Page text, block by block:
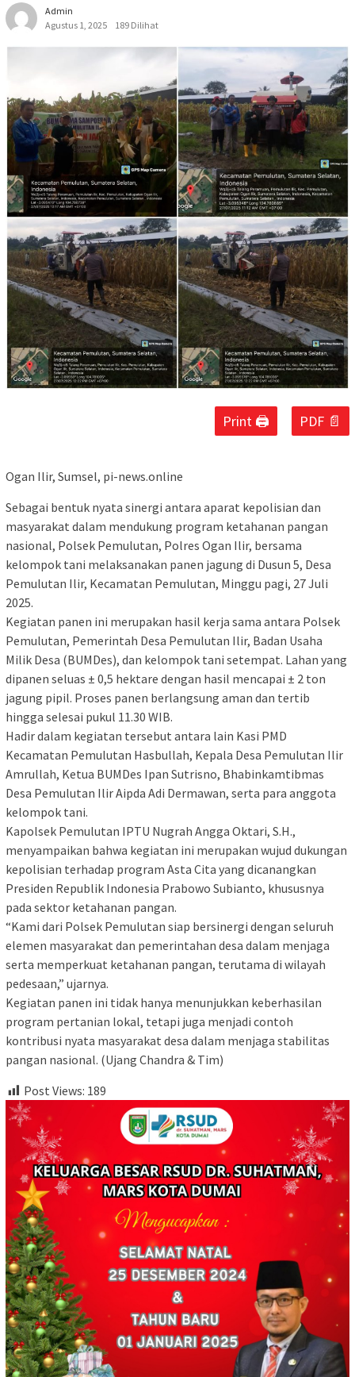
Admin
Agustus 1, 2025
189 Dilihat
Print 🖨 PDF 📄
Ogan Ilir, Sumsel, pi-news.online
Sebagai bentuk nyata sinergi antara aparat kepolisian dan
masyarakat dalam mendukung program ketahanan pangan
nasional, Polsek Pemulutan, Polres Ogan Ilir, bersama
kelompok tani melaksanakan panen jagung di Dusun 5, Desa
Pemulutan Ilir, Kecamatan Pemulutan, Minggu pagi, 27 Juli
2025.
Kegiatan panen ini merupakan hasil kerja sama antara Polsek
Pemulutan, Pemerintah Desa Pemulutan Ilir, Badan Usaha
Milik Desa (BUMDes), dan kelompok tani setempat. Lahan yang
dipanen seluas ± 0,5 hektare dengan hasil mencapai ± 2 ton
jagung pipil. Proses panen berlangsung aman dan tertib
hingga selesai pukul 11.30 WIB.
Hadir dalam kegiatan tersebut antara lain Kasi PMD
Kecamatan Pemulutan Hasbullah, Kepala Desa Pemulutan Ilir
Amrullah, Ketua BUMDes Ipan Sutrisno, Bhabinkamtibmas
Desa Pemulutan Ilir Aipda Adi Dermawan, serta para anggota
kelompok tani.
Kapolsek Pemulutan IPTU Nugrah Angga Oktari, S.H.,
menyampaikan bahwa kegiatan ini merupakan wujud dukungan
kepolisian terhadap program Asta Cita yang dicanangkan
Presiden Republik Indonesia Prabowo Subianto, khususnya
pada sektor ketahanan pangan.
“Kami dari Polsek Pemulutan siap bersinergi dengan seluruh
elemen masyarakat dan pemerintahan desa dalam menjaga
serta memperkuat ketahanan pangan, terutama di wilayah
pedesaan,” ujarnya.
Kegiatan panen ini tidak hanya menunjukkan keberhasilan
program pertanian lokal, tetapi juga menjadi contoh
kontribusi nyata masyarakat desa dalam menjaga stabilitas
pangan nasional. (Ujang Chandra & Tim)
Post Views: 189